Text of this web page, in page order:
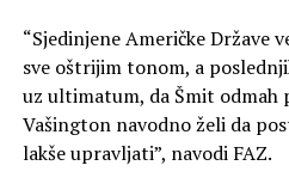
“Sjedinjene Američke Države
sve oštrijim tonom, a
uz ultimatum, da Šmit odmah
Vašington navodno želi da
lakše upravljati”, navodi FAZ.